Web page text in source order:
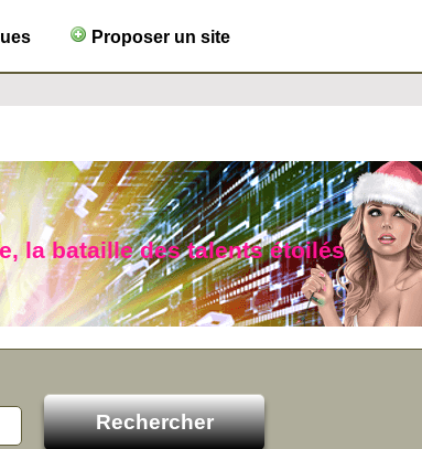
Proposer un site
la bataille des talents étoilés